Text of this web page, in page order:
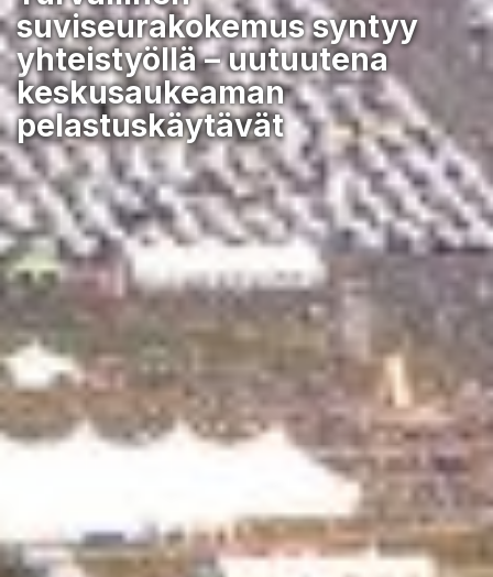
suviseurakokemus syntyy
yhteistyöllä – uutuutena
keskusaukeaman
pelastuskäytävät